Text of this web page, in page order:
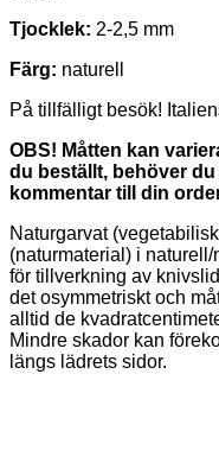
Tjocklek: 2-2,5 mm
Färg: naturell
På tillfälligt besök!
OBS! Måtten kan
du beställt, behöver
kommentar till din
Naturgarvat
(naturmaterial) i
för tillverkning av
det osymmetriskt och
alltid de
Mindre skador kan
längs lädrets sidor.